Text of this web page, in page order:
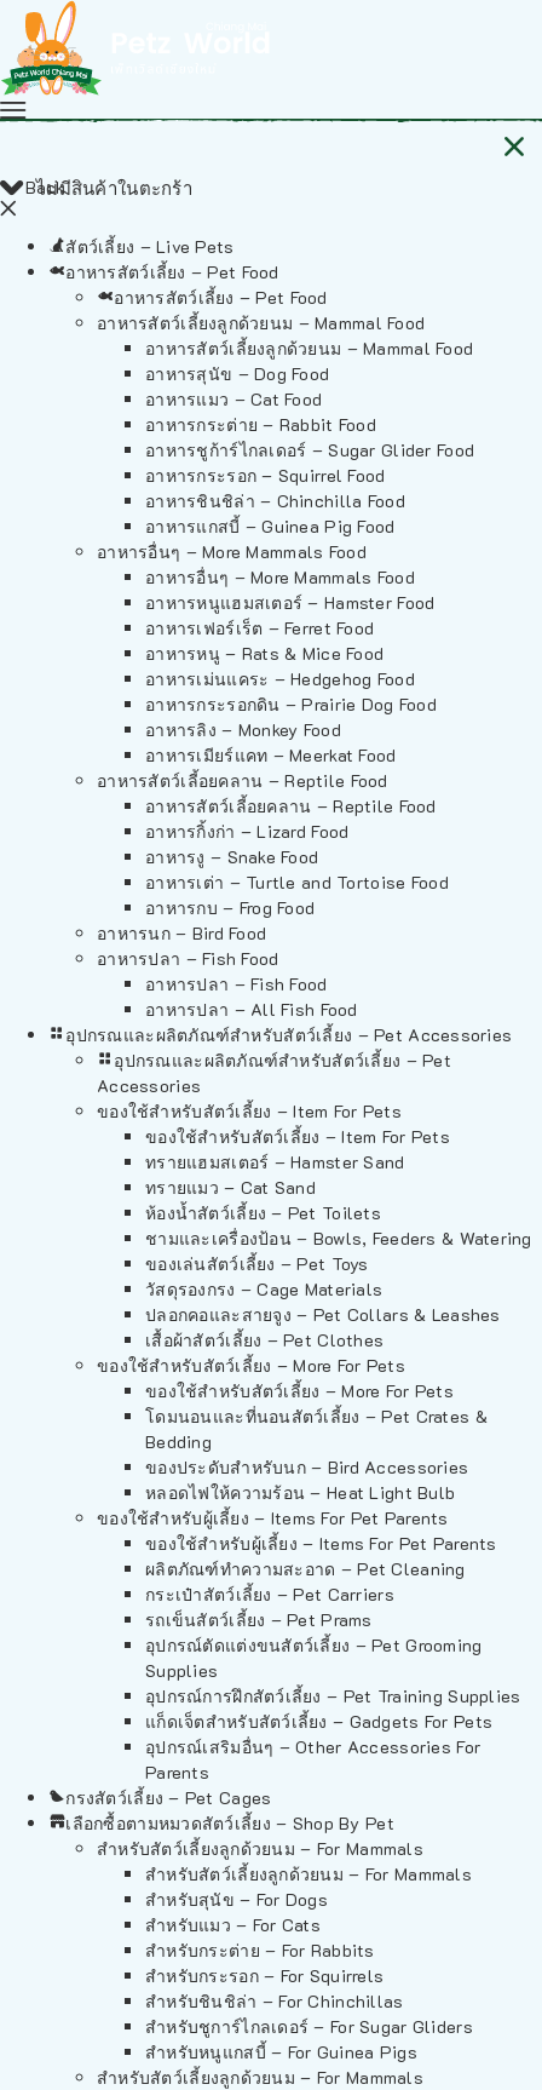
ไม่มีสินค้าในตะกร้า
Back
สัตว์เลี้ยง – Live Pets
อาหารสัตว์เลี้ยง – Pet Food
อาหารสัตว์เลี้ยง – Pet Food
อาหารสัตว์เลี้ยงลูกด้วยนม – Mammal Food
อาหารสัตว์เลี้ยงลูกด้วยนม – Mammal Food
อาหารสุนัข – Dog Food
อาหารแมว – Cat Food
อาหารกระต่าย – Rabbit Food
อาหารชูก้าร์ไกลเดอร์ – Sugar Glider Food
อาหารกระรอก – Squirrel Food
อาหารชินชิล่า – Chinchilla Food
อาหารแกสบี้ – Guinea Pig Food
อาหารอื่นๆ – More Mammals Food
อาหารอื่นๆ – More Mammals Food
อาหารหนูแฮมสเตอร์ – Hamster Food
อาหารเฟอร์เร็ต – Ferret Food
อาหารหนู – Rats & Mice Food
อาหารเม่นแคระ – Hedgehog Food
อาหารกระรอกดิน – Prairie Dog Food
อาหารลิง – Monkey Food
อาหารเมียร์แคท – Meerkat Food
อาหารสัตว์เลี้อยคลาน – Reptile Food
อาหารสัตว์เลี้อยคลาน – Reptile Food
อาหารกิ้งก่า – Lizard Food
อาหารงู – Snake Food
อาหารเต่า – Turtle and Tortoise Food
อาหารกบ – Frog Food
อาหารนก – Bird Food
อาหารปลา – Fish Food
อาหารปลา – Fish Food
อาหารปลา – All Fish Food
อุปกรณและผลิตภัณฑ์สำหรับสัตว์เลี้ยง – Pet Accessories
อุปกรณและผลิตภัณฑ์สำหรับสัตว์เลี้ยง – Pet
Accessories
ของใช้สำหรับสัตว์เลี้ยง – Item For Pets
ของใช้สำหรับสัตว์เลี้ยง – Item For Pets
ทรายแฮมสเตอร์ – Hamster Sand
ทรายแมว – Cat Sand
ห้องน้ำสัตว์เลี้ยง – Pet Toilets
ชามและเครื่องป้อน – Bowls, Feeders & Watering
ของเล่นสัตว์เลี้ยง – Pet Toys
วัสดุรองกรง – Cage Materials
ปลอกคอและสายจูง – Pet Collars & Leashes
เสื้อผ้าสัตว์เลี้ยง – Pet Clothes
ของใช้สำหรับสัตว์เลี้ยง – More For Pets
ของใช้สำหรับสัตว์เลี้ยง – More For Pets
โดมนอนและที่นอนสัตว์เลี้ยง – Pet Crates &
Bedding
ของประดับสำหรับนก – Bird Accessories
หลอดไฟให้ความร้อน – Heat Light Bulb
ของใช้สำหรับผู้เลี้ยง – Items For Pet Parents
ของใช้สำหรับผู้เลี้ยง – Items For Pet Parents
ผลิตภัณฑ์ทำความสะอาด – Pet Cleaning
กระเป๋าสัตว์เลี้ยง – Pet Carriers
รถเข็นสัตว์เลี้ยง – Pet Prams
อุปกรณ์ตัดแต่งขนสัตว์เลี้ยง – Pet Grooming
Supplies
อุปกรณ์การฝึกสัตว์เลี้ยง – Pet Training Supplies
แก็ดเจ็ตสำหรับสัตว์เลี้ยง – Gadgets For Pets
อุปกรณ์เสริมอื่นๆ – Other Accessories For
Parents
กรงสัตว์เลี้ยง – Pet Cages
เลือกซื้อตามหมวดสัตว์เลี้ยง – Shop By Pet
สำหรับสัตว์เลี้ยงลูกด้วยนม – For Mammals
สำหรับสัตว์เลี้ยงลูกด้วยนม – For Mammals
สำหรับสุนัข – For Dogs
สำหรับแมว – For Cats
สำหรับกระต่าย – For Rabbits
สำหรับกระรอก – For Squirrels
สำหรับชินชิล่า – For Chinchillas
สำหรับชูการ์ไกลเดอร์ – For Sugar Gliders
สำหรับหนูแกสบี้ – For Guinea Pigs
สำหรับสัตว์เลี้ยงลูกด้วยนม – For Mammals